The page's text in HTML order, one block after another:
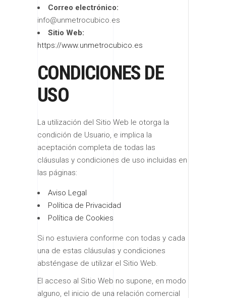
Correo electrónico:
info@unmetrocubico.es
Sitio Web:
https://www.unmetrocubico.es
CONDICIONES DE
USO
La utilización del Sitio Web le otorga la
condición de Usuario, e implica la
aceptación completa de todas las
cláusulas y condiciones de uso incluidas en
las páginas:
Aviso Legal
Política de Privacidad
Política de Cookies
Si no estuviera conforme con todas y cada
una de estas cláusulas y condiciones
absténgase de utilizar el Sitio Web.
El acceso al Sitio Web no supone, en modo
alguno, el inicio de una relación comercial